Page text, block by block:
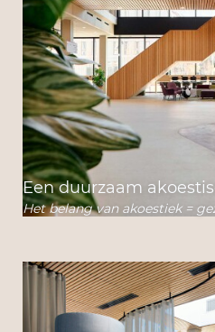
Een duurzaam
Het belang van akoestiek =